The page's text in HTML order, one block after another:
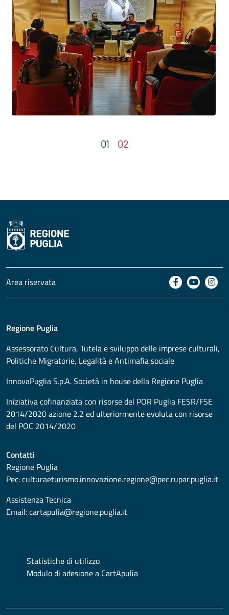
Area riservata
Regione Puglia
Assessorato Cultura, Tutela e sviluppo delle imprese culturali,
Politiche Migratorie, Legalità e Antimafia sociale
InnovaPuglia S.p.A. Società in house della Regione Puglia
Iniziativa cofinanziata con risorse del POR Puglia FESR/FSE
2014/2020 azione 2.2 ed ulteriormente evoluta con risorse
del POC 2014/2020
Contatti
Regione Puglia
Pec:culturaeturismo.innovazione.regione@pec.rupar.puglia.it
Assistenza Tecnica
Email:cartapulia@regione.puglia.it
Statistiche di utilizzo
Modulo di adesione a CartApulia